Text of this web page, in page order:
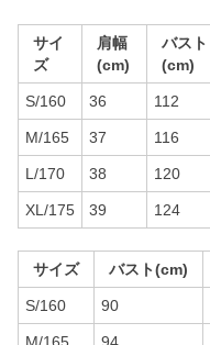
サイ
ズ
肩幅
(cm)
バスト
(cm)
S/160 36 112
M/165 37 116
L/170 38 120
XL/175 39 124
サイズ バスト(cm)
S/160 90